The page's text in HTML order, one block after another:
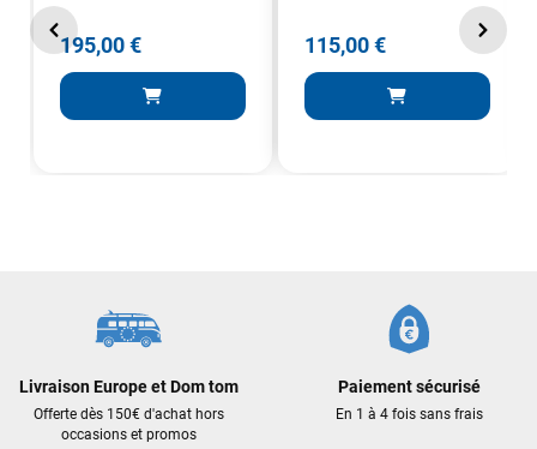
195,00 € 115,00 €
Livraison Europe et Dom tom
Offerte dès 150€ d'achat hors
occasions et promos
Paiement sécurisé
En 1 à 4 fois sans frais
commande validée, le magasin m’a appelé pour confirmer
avec moi les caractéristiques des équipements, me conseiller
sur le matériel à choisir, et m’a même offert du matériel en
plus. Niveau réactivité, c’est au top : la commande est partie
le lendemain, et j’ai bien reçu tout le matériel dans un colis
m'ont trouvé une pépite à laquelle je n'aurais jamais pensé !
Excellent conseil excellent prix et en plus super sympas. Merci
Maronui RICHMOND